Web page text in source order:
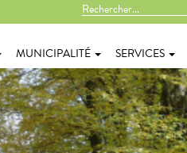
MUNICIPALITÉ SERVICES